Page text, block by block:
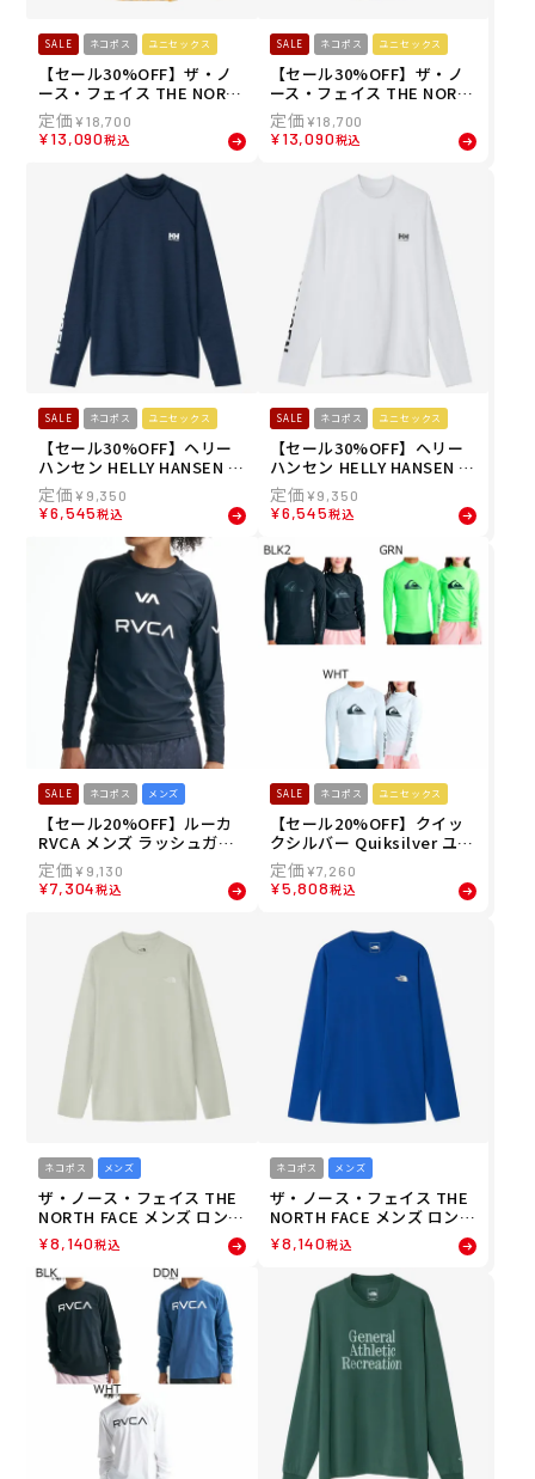
SALE ネコポス ユニセックス
【セール30%OFF】ザ・ノ
ース・フェイス THE NORT
H FACE ユニセックス ロン
グスリーブフラッシュドラ
イチェックシャツ 長袖シャ
ツ NR12630-SG 26SS
¥18,700
¥13,090税込
SALE ネコポス ユニセックス
【セール30%OFF】ザ・ノ
ース・フェイス THE NORT
H FACE ユニセックス ロン
グスリーブフラッシュドラ
イチェックシャツ 長袖シャ
ツ NR12630-KC 26SS
¥18,700
¥13,090税込
SALE ネコポス ユニセックス
【セール30%OFF】ヘリー
ハンセン HELLY HANSEN ユ
ニセックス ロングスリーブ
レターラッシュガード L/S L
ETTER RASH ラッシュガー
ド HE82637-ON 26SS 春夏
¥ 9,350
¥6,545税込
SALE ネコポス ユニセックス
【セール30%OFF】ヘリー
ハンセン HELLY HANSEN ユ
ニセックス ロングスリーブ
レターラッシュガード L/S L
ETTER RASH ラッシュガー
ド HE82637-CW 26SS 春夏
¥9,350
¥6,545税込
SALE ネコポス メンズ
【セール20%OFF】ルーカ
RVCA メンズ ラッシュガー
ド VA RVCA SPORT RASH L
S 長袖ラッシュガード 水陸
両用 BG041865
¥ 9,130
¥7,304税込
SALE ネコポス ユニセックス
【セール20%OFF】クイッ
クシルバー Quiksilver ユニ
セックス ラッシュガード AL
L TIME LR 長袖ラッシュガ
ード QLY261002 26SP
¥7,260
¥5,808税込
ネコポス メンズ
ザ・ノース・フェイス THE
NORTH FACE メンズ ロング
スリーブフラッシュドライ
スリーディークルー 長袖 ロ
ンT NT62506-TI 26SS
¥8,140税込
ネコポス メンズ
ザ・ノース・フェイス THE
NORTH FACE メンズ ロング
スリーブフラッシュドライ
スリーディークルー 長袖 ロ
ンT NT62506-TB 26SS
¥8,140税込